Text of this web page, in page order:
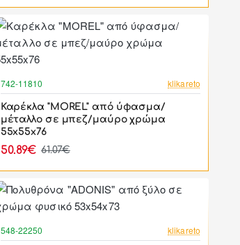
742-11810 klikareto
Καρέκλα "MOREL" από ύφασμα/
μέταλλο σε μπεζ/μαύρο χρώμα
55x55x76
50.89€ 61.07€
548-22250 klikareto